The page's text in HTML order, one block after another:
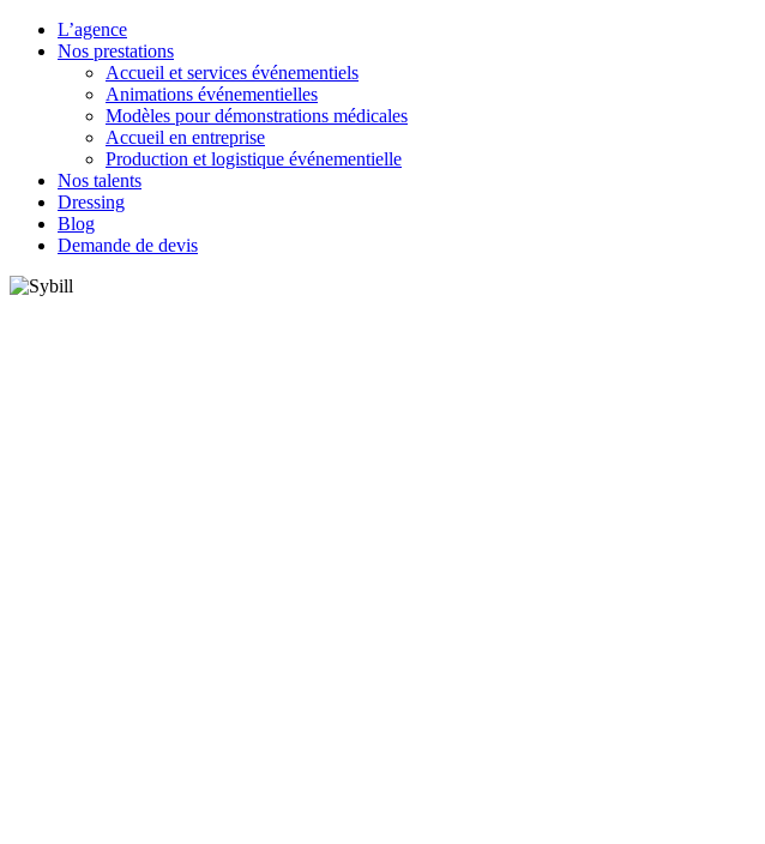
L’agence
Nos prestations
Accueil et services événementiels
Animations événementielles
Modèles pour démonstrations médicales
Accueil en entreprise
Production et logistique événementielle
Nos talents
Dressing
Blog
Demande de devis